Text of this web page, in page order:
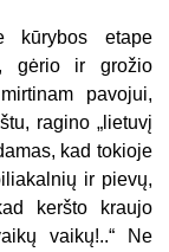
kūrybos etape
gėrio ir grožio
pavojui,
ragino „lietuvį
kad tokioje
ir pievų,
keršto kraujo
vaikų!..“ Ne